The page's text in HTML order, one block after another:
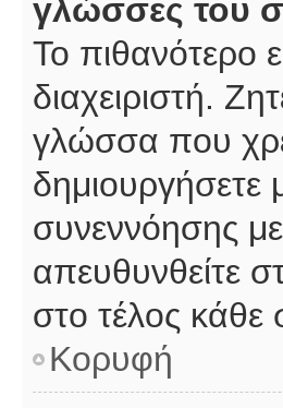
γλώσσες του
Το πιθανότερο
διαχειριστή.
γλώσσα που
δημιουργήσετε
συνεννόησης με
απευθυνθείτε
στο τέλος κάθε
Κορυφή